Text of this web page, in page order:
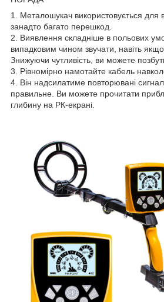
1. Металошукач використовується для
занадто багато перешкод.
2. Виявлення складніше в польових
випадковим чином звучати, навіть
Знижуючи чутливість, ви можете
3. Рівномірно намотайте кабель
4. Він надсилатиме повторювані
правильне. Ви можете прочитати
глибину на РК-екрані.